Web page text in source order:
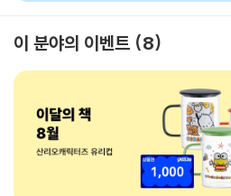
이 분야의 이벤트 8